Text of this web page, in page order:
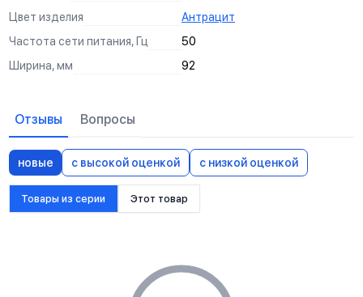
Цвет изделия
Антрацит
Частота сети питания, Гц
50
Ширина, мм
92
Отзывы Вопросы
новые с высокой оценкой с низкой оценкой
Товары из серии Этот товар